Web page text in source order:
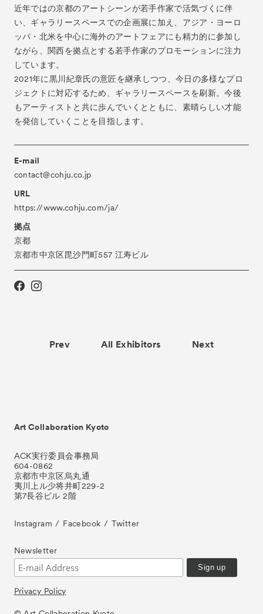
Visitor Information 来場者向け情報
Partners パートナー
Press プレス
Contact お問い合わせ
Archive アーカイブ
近年ではの京都のアートシーンが若手作家で活気づくに伴
い、ギャラリースペースでの企画展に加え、アジア・ヨーロ
ッパ・北米を中心に海外のアートフェアにも精力的に参加し
ながら、関西を拠点とする若手作家のプロモーションに注力
しています。
2021年に黒川紀章氏の意匠を継承しつつ、今日の多様なプロ
ジェクトに対応するため、ギャラリースペースを刷新。今後
もアーティストと共に歩んでいくとともに、素晴らしい才能
を発信していくことを目指します。
E-mail
contact@cohju.co.jp
URL
https://www.cohju.com/ja/
拠点
京都
京都市中京区毘沙門町557 江寿ビル
Prev All Exhibitors Next
Art Collaboration Kyoto
ACK実行委員会事務局
604-0862
京都市中京区烏丸通
夷川上ル少将井町229-2
第7長谷ビル 2階
Instagram Facebook Twitter
Newsletter
Privacy Policy